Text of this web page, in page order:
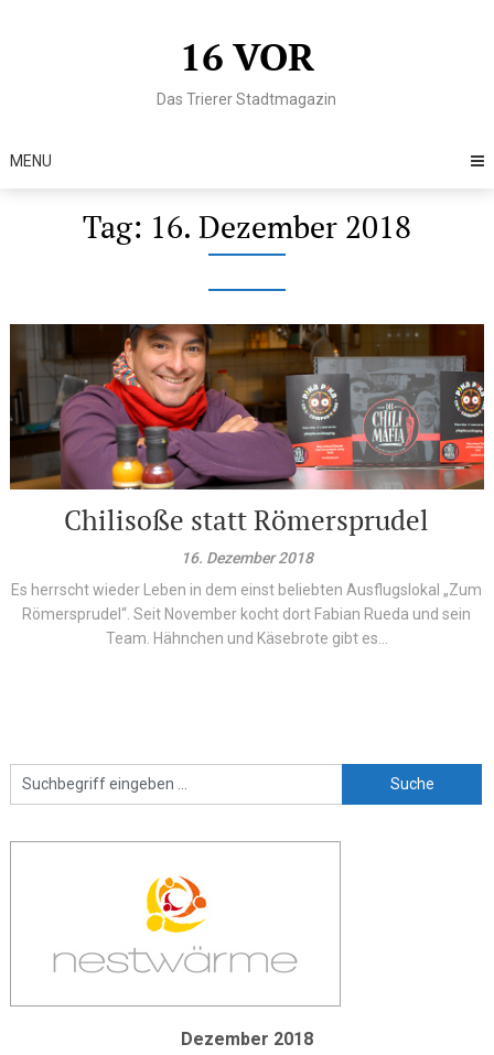
16 VOR
Das Trierer Stadtmagazin
MENU
Tag: 16. Dezember 2018
Chilisoße statt Römersprudel
16. Dezember 2018
Es herrscht wieder Leben in dem einst beliebten Ausflugslokal „Zum
Römersprudel“. Seit November kocht dort Fabian Rueda und sein
Team. Hähnchen und Käsebrote gibt es...
Dezember 2018